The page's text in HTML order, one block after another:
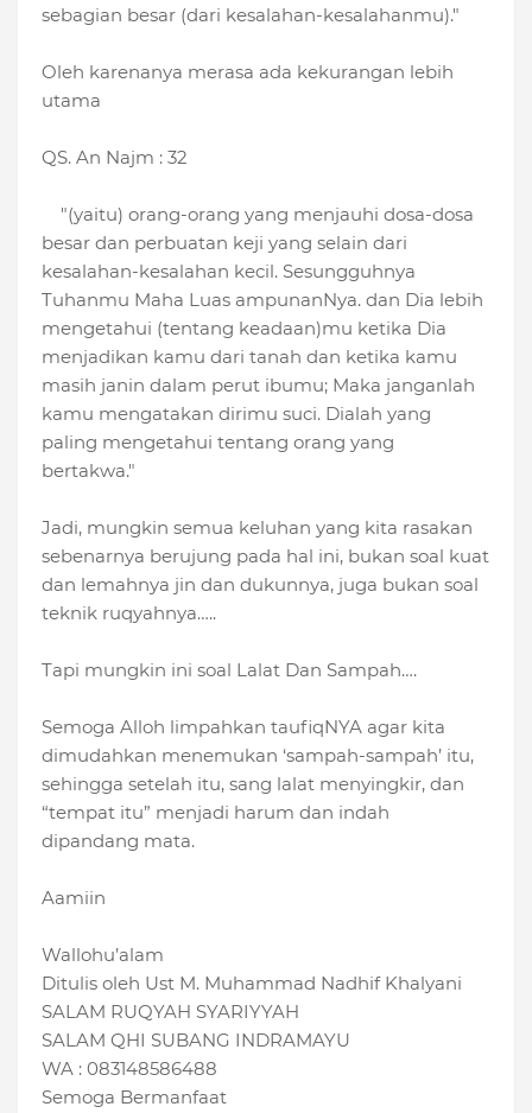
sebagian besar (dari kesalahan-kesalahanmu)."
Oleh karenanya merasa ada kekurangan lebih
utama
QS. An Najm : 32
"(yaitu) orang-orang yang menjauhi dosa-dosa
besar dan perbuatan keji yang selain dari
kesalahan-kesalahan kecil. Sesungguhnya
Tuhanmu Maha Luas ampunanNya. dan Dia lebih
mengetahui (tentang keadaan)mu ketika Dia
menjadikan kamu dari tanah dan ketika kamu
masih janin dalam perut ibumu; Maka janganlah
kamu mengatakan dirimu suci. Dialah yang
paling mengetahui tentang orang yang
bertakwa."
Jadi, mungkin semua keluhan yang kita rasakan
sebenarnya berujung pada hal ini, bukan soal kuat
dan lemahnya jin dan dukunnya, juga bukan soal
teknik ruqyahnya…..
Tapi mungkin ini soal Lalat Dan Sampah….
Semoga Alloh limpahkan taufiqNYA agar kita
dimudahkan menemukan ‘sampah-sampah’ itu,
sehingga setelah itu, sang lalat menyingkir, dan
“tempat itu” menjadi harum dan indah
dipandang mata.
Aamiin
Wallohu’alam
Ditulis oleh Ust M. Muhammad Nadhif Khalyani
SALAM RUQYAH SYARIYYAH
SALAM QHI SUBANG INDRAMAYU
WA : 083148586488
Semoga Bermanfaat